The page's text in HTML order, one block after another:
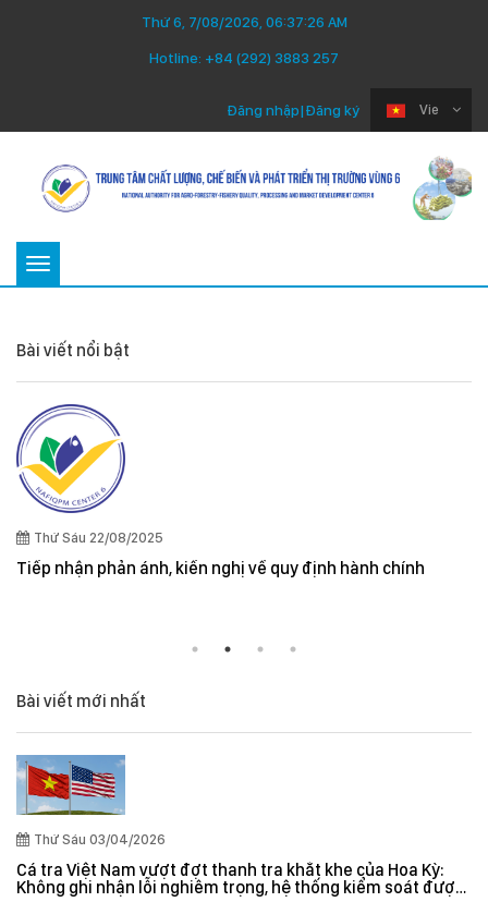
Thứ 6, 7/08/2026, 06:37:27 AM
Hotline: +84 (292) 3883 257
Vie
Đăng nhập|Đăng ký
Toggle
Bài viết nổi bật
Thứ Sáu 22/08/2025
Tiếp nhận phản ánh, kiến nghị về quy định hành chính
Bài viết mới nhất
Thứ Sáu 03/04/2026
Cá tra Việt Nam vượt đợt thanh tra khắt khe của Hoa Kỳ:
Không ghi nhận lỗi nghiêm trọng, hệ thống kiểm soát được